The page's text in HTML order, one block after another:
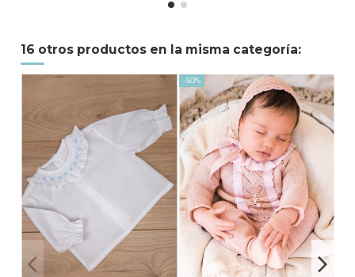
16 otros productos en la misma categoría:
-50%